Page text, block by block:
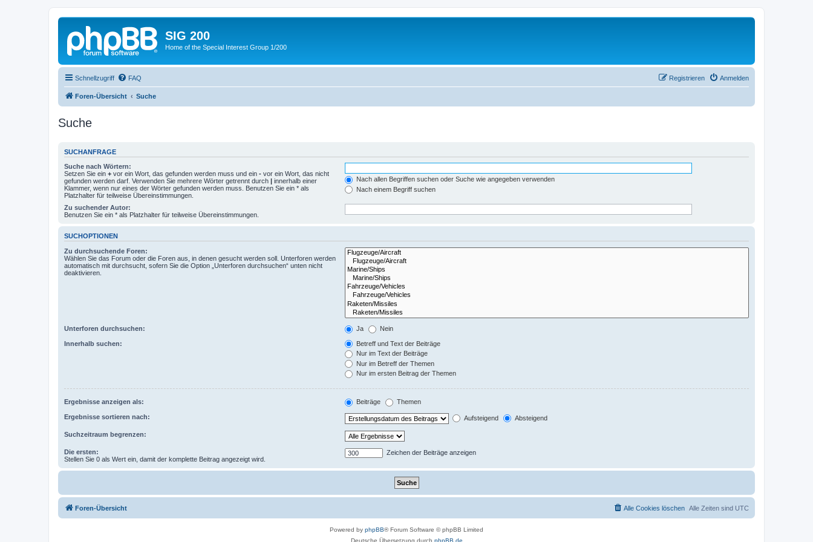
SIG 200
Home of the Special Interest Group 1/200
Schnellzugriff FAQ Anmelden
Registrieren
Foren-Übersicht Suche
Suche
SUCHANFRAGE
Suche nach Wörtern:
Setzen Sie ein + vor ein Wort, das gefunden werden muss und ein - vor ein Wort, das nicht
gefunden werden darf. Verwenden Sie mehrere Wörter getrennt durch | innerhalb einer
Klammer, wenn nur eines der Wörter gefunden werden muss. Benutzen Sie ein * als
Platzhalter für teilweise Übereinstimmungen.
Nach allen Begriffen suchen oder Suche wie angegeben verwenden
Nach einem Begriff suchen
Zu suchender Autor:
Benutzen Sie ein * als Platzhalter für teilweise Übereinstimmungen.
SUCHOPTIONEN
Zu durchsuchende Foren:
Wählen Sie das Forum oder die Foren aus, in denen gesucht werden soll. Unterforen werden
automatisch mit durchsucht, sofern Sie die Option „Unterforen durchsuchen“ unten nicht
deaktivieren.
Unterforen durchsuchen: Ja Nein
Innerhalb suchen:
Betreff und Text der Beiträge
Nur im Text der Beiträge
Nur im Betreff der Themen
Nur im ersten Beitrag der Themen
Ergebnisse anzeigen als: Beiträge Themen
Ergebnisse sortieren nach: Aufsteigend Absteigend
Suchzeitraum begrenzen:
Die ersten:
Stellen Sie 0 als Wert ein, damit der komplette Beitrag angezeigt wird.
Zeichen der Beiträge anzeigen
Foren-Übersicht Alle Zeiten sind UTC
Alle Cookies löschen
Powered by phpBB® Forum Software © phpBB Limited
Deutsche Übersetzung durch phpBB.de